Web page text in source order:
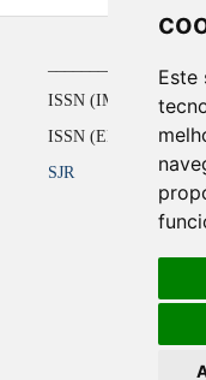
Este
ISSN (IMPRESSO)
ISSN
SJR